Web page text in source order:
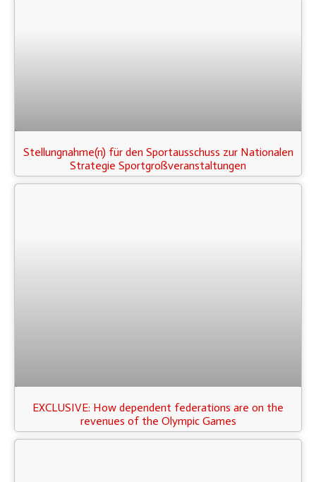
Stellungnahme(n) für den Sportausschuss zur Nationalen
Strategie Sportgroßveranstaltungen
EXCLUSIVE: How dependent federations are on the
revenues of the Olympic Games